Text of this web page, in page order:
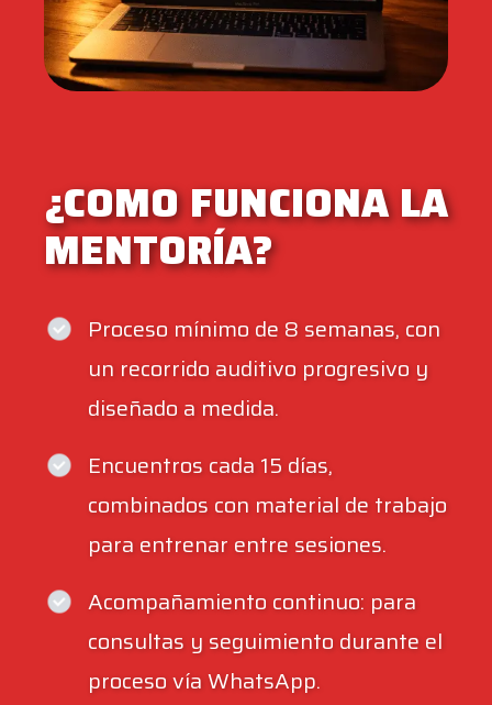
¿COMO FUNCIONA LA
MENTORÍA?
Proceso mínimo de 8 semanas, con
un recorrido auditivo progresivo y
diseñado a medida.
Encuentros cada 15 días,
combinados con material de trabajo
para entrenar entre sesiones.
Acompañamiento continuo: para
consultas y seguimiento durante el
proceso vía WhatsApp.